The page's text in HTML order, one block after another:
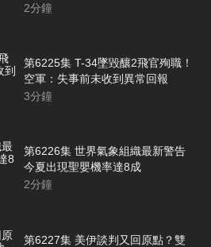
2分鐘
第6225集 T-34墜毀釀2飛官殉職！
空軍：失事前未收到異常回報
3分鐘
第6226集 世界氣象組織最新警告
今夏出現聖嬰機率達8成
2分鐘
第6227集 美伊談判又回原點？雙